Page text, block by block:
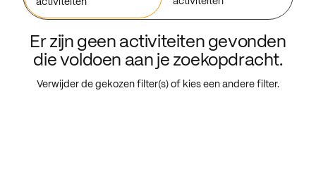
activiteiten
Er zijn geen activiteiten gevonden
die voldoen aan je zoekopdracht.
Verwijder de gekozen filter(s) of kies een andere filter.